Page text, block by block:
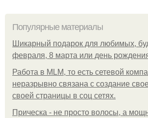
Популярные материалы
Шикарный подарок для любимых,
февраля, 8 марта или день
Работа в MLM, то есть сетевой
неразрывно связана с создание
своей страницы в соц сетях.
Прическа - не просто волосы, а